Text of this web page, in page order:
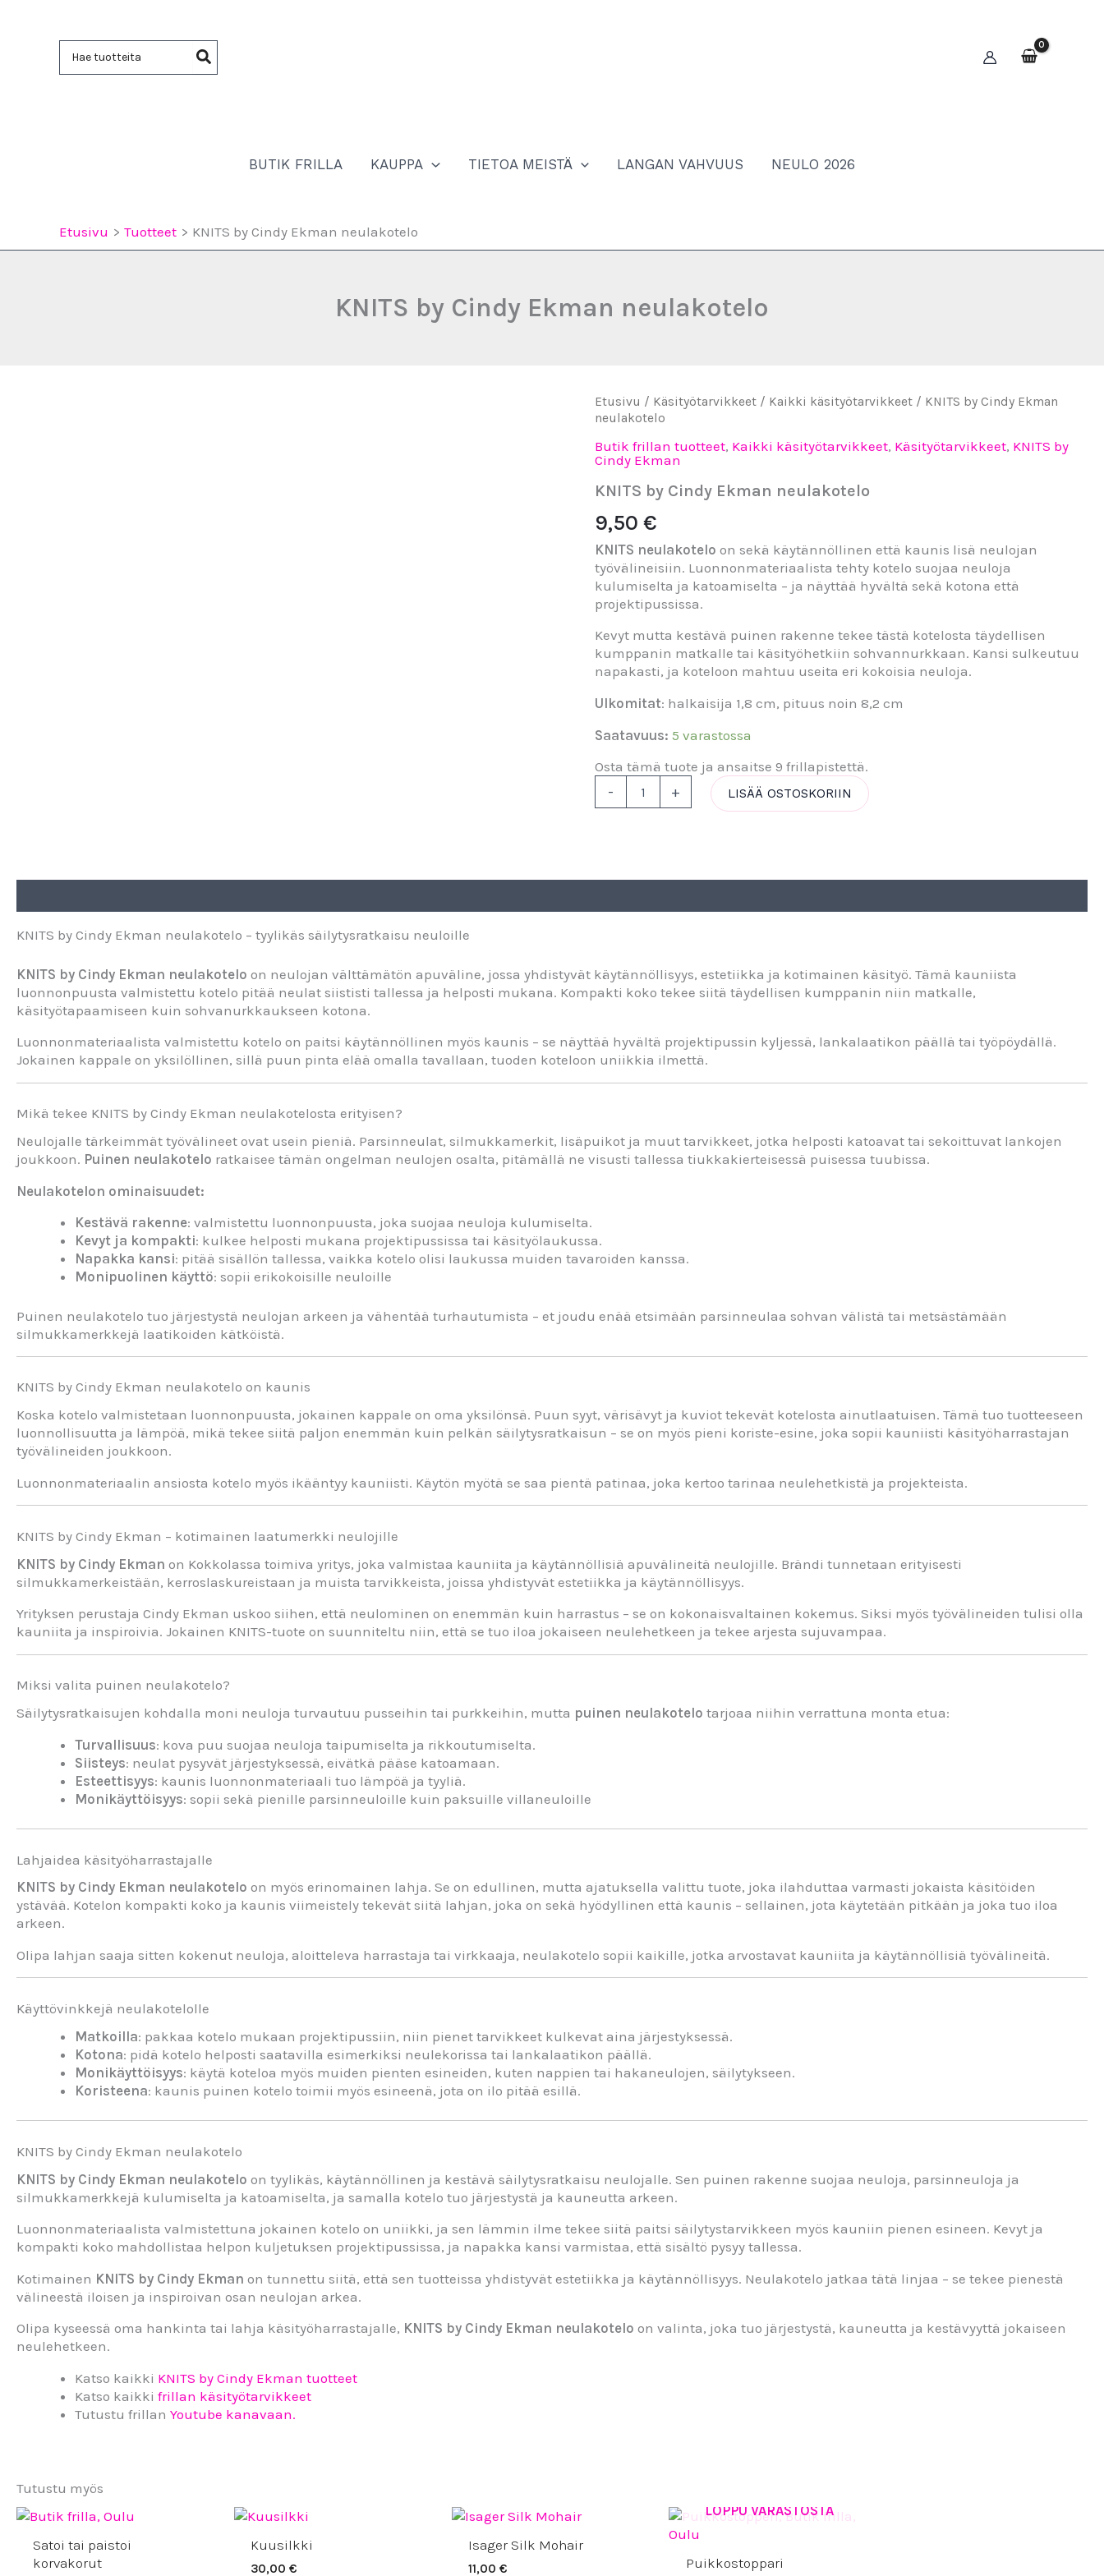
BUTIK FRILLA KAUPPA TIETOA MEISTÄ LANGAN VAHVUUS NEULO 2026
Etusivu Tuotteet KNITS by Cindy Ekman neulakotelo
KNITS by Cindy Ekman neulakotelo
Etusivu / Käsityötarvikkeet / Kaikki käsityötarvikkeet / KNITS by Cindy Ekman
neulakotelo
Butik frillan tuotteet, Kaikki käsityötarvikkeet, Käsityötarvikkeet, KNITS by
Cindy Ekman
KNITS by Cindy Ekman neulakotelo
9,50€
KNITS neulakotelo on sekä käytännöllinen että kaunis lisä neulojan
työvälineisiin. Luonnonmateriaalista tehty kotelo suojaa neuloja
kulumiselta ja katoamiselta – ja näyttää hyvältä sekä kotona että
projektipussissa.
Kevyt mutta kestävä puinen rakenne tekee tästä kotelosta täydellisen
kumppanin matkalle tai käsityöhetkiin sohvannurkkaan. Kansi sulkeutuu
napakasti, ja koteloon mahtuu useita eri kokoisia neuloja.
Ulkomitat: halkaisija 1,8 cm, pituus noin 8,2 cm
Saatavuus: 5 varastossa
Osta tämä tuote ja ansaitse 9 frillapistettä.
-
KNITS
by
Ekman
neulakotelo
määrä
+ LISÄÄ OSTOSKORIIN
KNITS by Cindy Ekman neulakotelo – tyylikäs säilytysratkaisu neuloille
KNITS by Cindy Ekman neulakotelo on neulojan välttämätön apuväline, jossa yhdistyvät käytännöllisyys, estetiikka ja kotimainen käsityö. Tämä kauniista
luonnonpuusta valmistettu kotelo pitää neulat siististi tallessa ja helposti mukana. Kompakti koko tekee siitä täydellisen kumppanin niin matkalle,
käsityötapaamiseen kuin sohvanurkkaukseen kotona.
Luonnonmateriaalista valmistettu kotelo on paitsi käytännöllinen myös kaunis – se näyttää hyvältä projektipussin kyljessä, lankalaatikon päällä tai työpöydällä.
Jokainen kappale on yksilöllinen, sillä puun pinta elää omalla tavallaan, tuoden koteloon uniikkia ilmettä.
Mikä tekee KNITS by Cindy Ekman neulakotelosta erityisen?
Neulojalle tärkeimmät työvälineet ovat usein pieniä. Parsinneulat, silmukkamerkit, lisäpuikot ja muut tarvikkeet, jotka helposti katoavat tai sekoittuvat lankojen
joukkoon. Puinen neulakotelo ratkaisee tämän ongelman neulojen osalta, pitämällä ne visusti tallessa tiukkakierteisessä puisessa tuubissa.
Neulakotelon ominaisuudet:
Kestävä rakenne: valmistettu luonnonpuusta, joka suojaa neuloja kulumiselta.
Kevyt ja kompakti: kulkee helposti mukana projektipussissa tai käsityölaukussa.
Napakka kansi: pitää sisällön tallessa, vaikka kotelo olisi laukussa muiden tavaroiden kanssa.
Monipuolinen käyttö: sopii erikokoisille neuloille
Puinen neulakotelo tuo järjestystä neulojan arkeen ja vähentää turhautumista – et joudu enää etsimään parsinneulaa sohvan välistä tai metsästämään
silmukkamerkkejä laatikoiden kätköistä.
KNITS by Cindy Ekman neulakotelo on kaunis
Koska kotelo valmistetaan luonnonpuusta, jokainen kappale on oma yksilönsä. Puun syyt, värisävyt ja kuviot tekevät kotelosta ainutlaatuisen. Tämä tuo tuotteeseen
luonnollisuutta ja lämpöä, mikä tekee siitä paljon enemmän kuin pelkän säilytysratkaisun – se on myös pieni koriste-esine, joka sopii kauniisti käsityöharrastajan
työvälineiden joukkoon.
Luonnonmateriaalin ansiosta kotelo myös ikääntyy kauniisti. Käytön myötä se saa pientä patinaa, joka kertoo tarinaa neulehetkistä ja projekteista.
KNITS by Cindy Ekman – kotimainen laatumerkki neulojille
KNITS by Cindy Ekman on Kokkolassa toimiva yritys, joka valmistaa kauniita ja käytännöllisiä apuvälineitä neulojille. Brändi tunnetaan erityisesti
silmukkamerkeistään, kerroslaskureistaan ja muista tarvikkeista, joissa yhdistyvät estetiikka ja käytännöllisyys.
Yrityksen perustaja Cindy Ekman uskoo siihen, että neulominen on enemmän kuin harrastus – se on kokonaisvaltainen kokemus. Siksi myös työvälineiden tulisi olla
kauniita ja inspiroivia. Jokainen KNITS-tuote on suunniteltu niin, että se tuo iloa jokaiseen neulehetkeen ja tekee arjesta sujuvampaa.
Miksi valita puinen neulakotelo?
Säilytysratkaisujen kohdalla moni neuloja turvautuu pusseihin tai purkkeihin, mutta puinen neulakotelo tarjoaa niihin verrattuna monta etua:
Turvallisuus: kova puu suojaa neuloja taipumiselta ja rikkoutumiselta.
Siisteys: neulat pysyvät järjestyksessä, eivätkä pääse katoamaan.
Esteettisyys: kaunis luonnonmateriaali tuo lämpöä ja tyyliä.
Monikäyttöisyys: sopii sekä pienille parsinneuloille kuin paksuille villaneuloille
Lahjaidea käsityöharrastajalle
KNITS by Cindy Ekman neulakotelo on myös erinomainen lahja. Se on edullinen, mutta ajatuksella valittu tuote, joka ilahduttaa varmasti jokaista käsitöiden
ystävää. Kotelon kompakti koko ja kaunis viimeistely tekevät siitä lahjan, joka on sekä hyödyllinen että kaunis – sellainen, jota käytetään pitkään ja joka tuo iloa
arkeen.
Olipa lahjan saaja sitten kokenut neuloja, aloitteleva harrastaja tai virkkaaja, neulakotelo sopii kaikille, jotka arvostavat kauniita ja käytännöllisiä työvälineitä.
Käyttövinkkejä neulakotelolle
Matkoilla: pakkaa kotelo mukaan projektipussiin, niin pienet tarvikkeet kulkevat aina järjestyksessä.
Kotona: pidä kotelo helposti saatavilla esimerkiksi neulekorissa tai lankalaatikon päällä.
Monikäyttöisyys: käytä koteloa myös muiden pienten esineiden, kuten nappien tai hakaneulojen, säilytykseen.
Koristeena: kaunis puinen kotelo toimii myös esineenä, jota on ilo pitää esillä.
KNITS by Cindy Ekman neulakotelo
KNITS by Cindy Ekman neulakotelo on tyylikäs, käytännöllinen ja kestävä säilytysratkaisu neulojalle. Sen puinen rakenne suojaa neuloja, parsinneuloja ja
silmukkamerkkejä kulumiselta ja katoamiselta, ja samalla kotelo tuo järjestystä ja kauneutta arkeen.
Luonnonmateriaalista valmistettuna jokainen kotelo on uniikki, ja sen lämmin ilme tekee siitä paitsi säilytystarvikkeen myös kauniin pienen esineen. Kevyt ja
kompakti koko mahdollistaa helpon kuljetuksen projektipussissa, ja napakka kansi varmistaa, että sisältö pysyy tallessa.
Kotimainen KNITS by Cindy Ekman on tunnettu siitä, että sen tuotteissa yhdistyvät estetiikka ja käytännöllisyys. Neulakotelo jatkaa tätä linjaa – se tekee pienestä
välineestä iloisen ja inspiroivan osan neulojan arkea.
Olipa kyseessä oma hankinta tai lahja käsityöharrastajalle, KNITS by Cindy Ekman neulakotelo on valinta, joka tuo järjestystä, kauneutta ja kestävyyttä jokaiseen
neulehetkeen.
Katso kaikki KNITS by Cindy Ekman tuotteet
Katso kaikki frillan käsityötarvikkeet
Tutustu frillan Youtube kanavaan.
Tutustu myös
Satoi tai paistoi
korvakorut
Kuusilkki
30,00€
Isager Silk Mohair
11,00 €
LOPPU VARASTOSTA
Puikkostoppari